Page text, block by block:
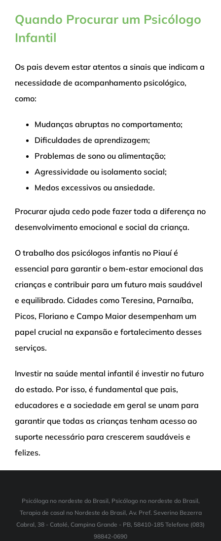
Quando Procurar um Psicólogo
Infantil
Os pais devem estar atentos a sinais que indicam a
necessidade de acompanhamento psicológico,
como:
Mudanças abruptas no comportamento;
Dificuldades de aprendizagem;
Problemas de sono ou alimentação;
Agressividade ou isolamento social;
Medos excessivos ou ansiedade.
Procurar ajuda cedo pode fazer toda a diferença no
desenvolvimento emocional e social da criança.
O trabalho dos psicólogos infantis no Piauí é
essencial para garantir o bem-estar emocional das
crianças e contribuir para um futuro mais saudável
e equilibrado. Cidades como Teresina, Parnaíba,
Picos, Floriano e Campo Maior desempenham um
papel crucial na expansão e fortalecimento desses
serviços.
Investir na saúde mental infantil é investir no futuro
do estado. Por isso, é fundamental que pais,
educadores e a sociedade em geral se unam para
garantir que todas as crianças tenham acesso ao
suporte necessário para crescerem saudáveis e
felizes.
Psicóloga no nordeste do Brasil, Psicólogo no nordeste do Brasil,
Terapia de casal no Nordeste do Brasil, Av. Pref. Severino Bezerra
Cabral, 38 - Catolé, Campina Grande - PB, 58410-185 Telefone (083)
98842-0690